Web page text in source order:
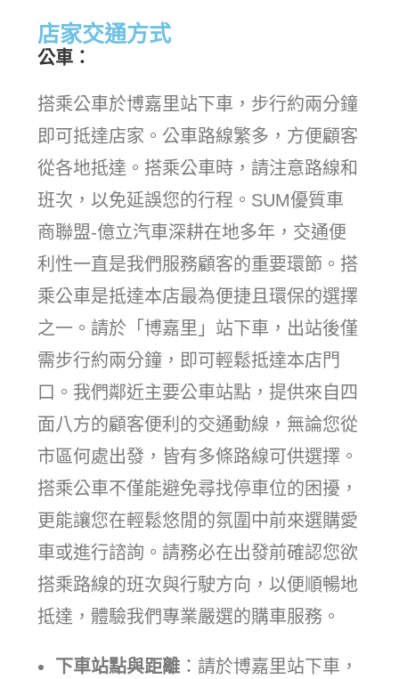
店家交通方式
公車：
搭乘公車於博嘉里站下車，步行約兩分鐘
即可抵達店家。公車路線繁多，方便顧客
從各地抵達。搭乘公車時，請注意路線和
班次，以免延誤您的行程。SUM優質車
商聯盟-億立汽車深耕在地多年，交通便
利性一直是我們服務顧客的重要環節。搭
乘公車是抵達本店最為便捷且環保的選擇
之一。請於「博嘉里」站下車，出站後僅
需步行約兩分鐘，即可輕鬆抵達本店門
口。我們鄰近主要公車站點，提供來自四
面八方的顧客便利的交通動線，無論您從
市區何處出發，皆有多條路線可供選擇。
搭乘公車不僅能避免尋找停車位的困擾，
更能讓您在輕鬆悠閒的氛圍中前來選購愛
車或進行諮詢。請務必在出發前確認您欲
搭乘路線的班次與行駛方向，以便順暢地
抵達，體驗我們專業嚴選的購車服務。
下車站點與距離 ：請於博嘉里站下車，